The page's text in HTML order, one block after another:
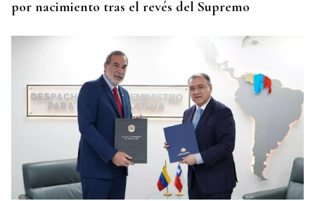
por nacimiento tras el revés del Supremo